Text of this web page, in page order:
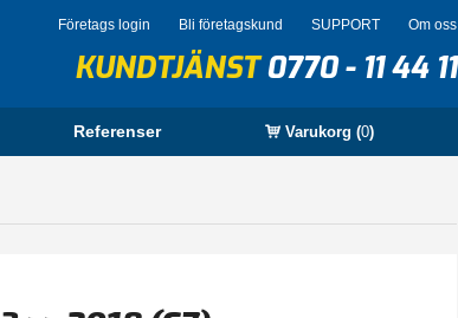
Företags login Bli företagskund SUPPORT Om oss
KUNDTJÄNST0770 - 11 44 11
Referenser Varukorg (0)